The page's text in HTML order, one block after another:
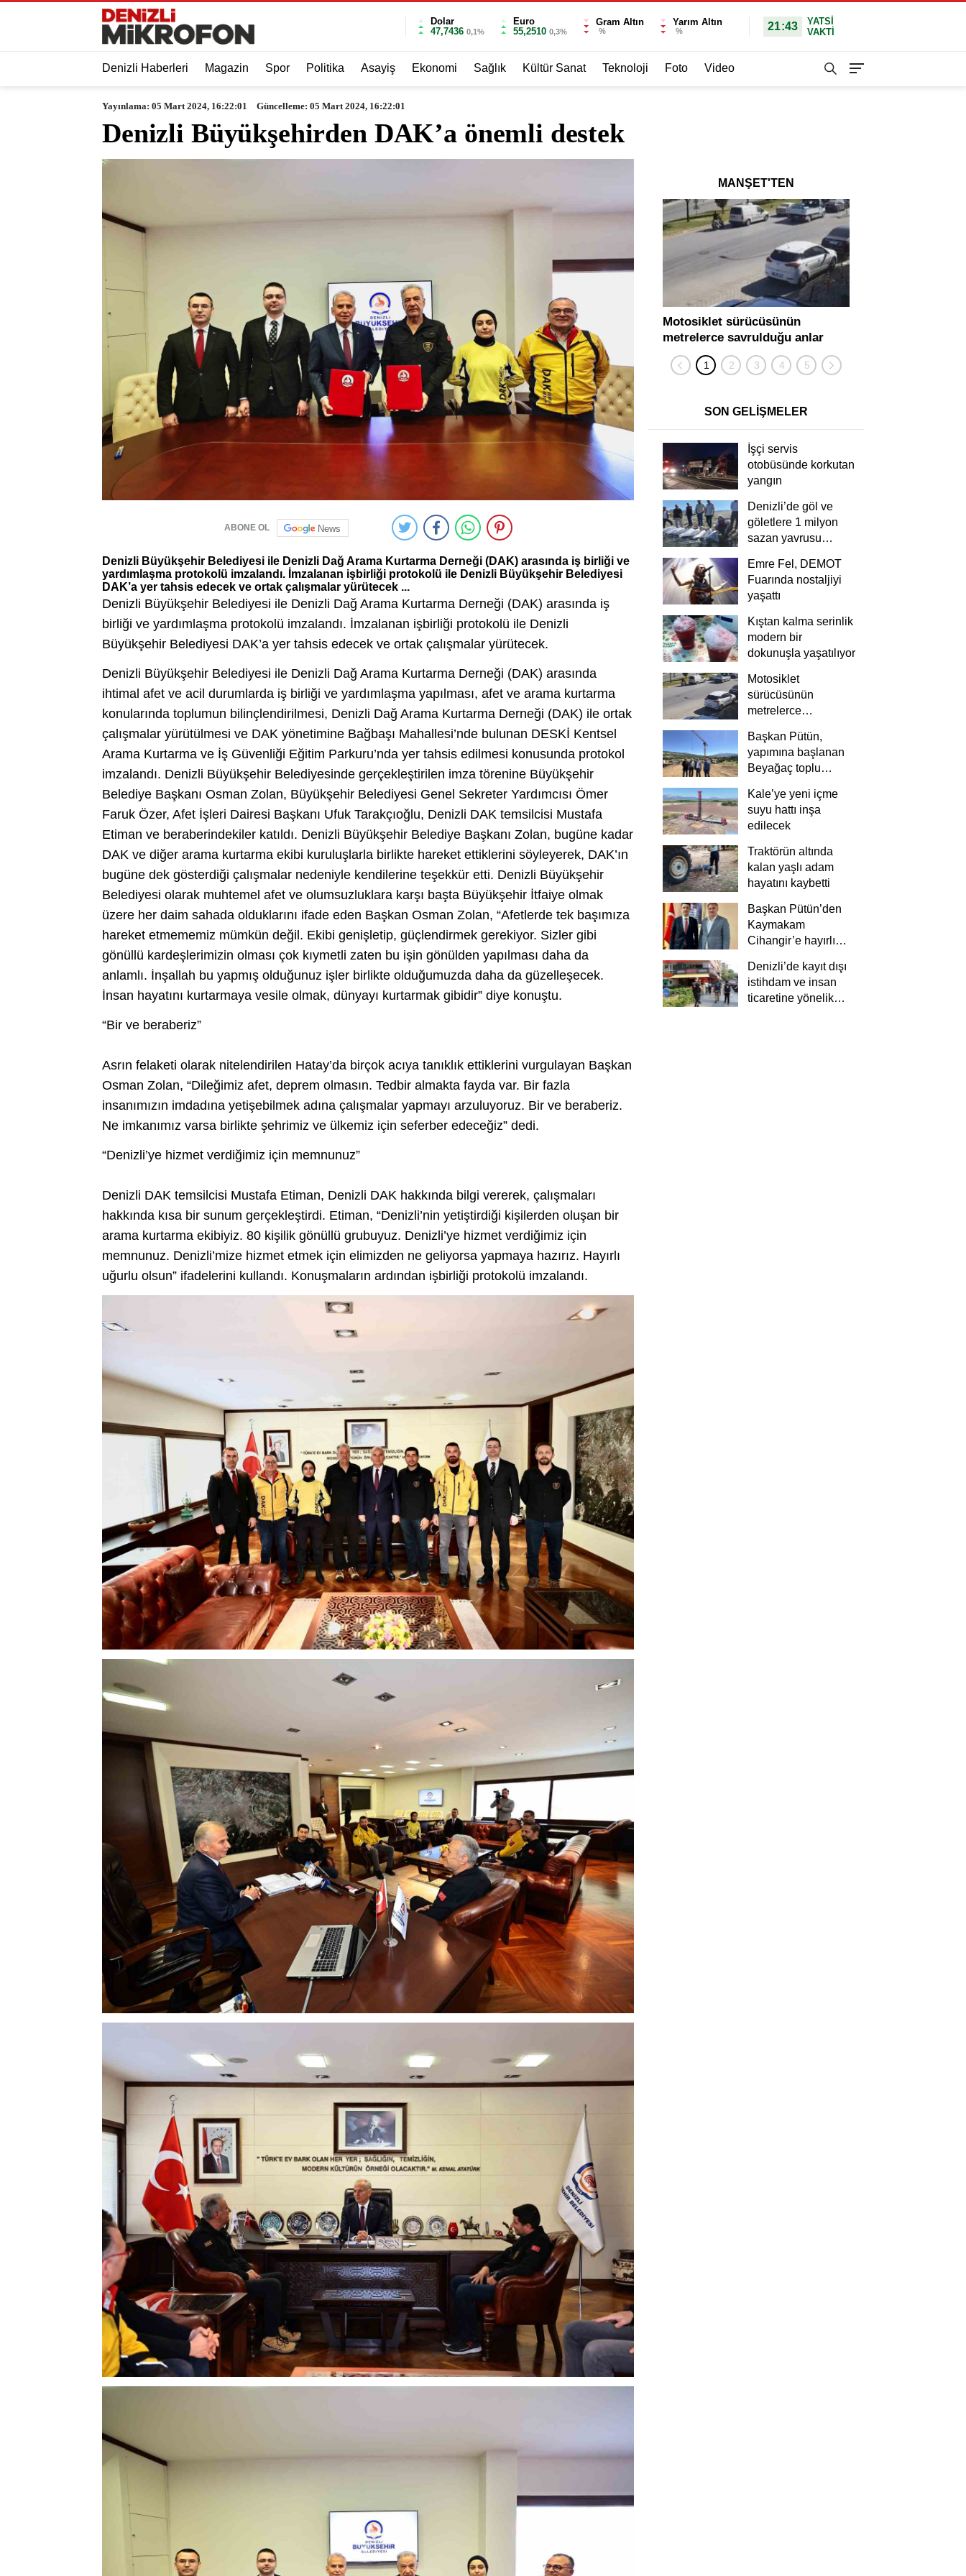
Dolar
47,7436 0,1%
Euro
55,2510 0,3%
Gram Altın
%
Yarım Altın
% 21:43
YATSI
VAKTİ
Denizli Haberleri Magazin Spor Politika Asayiş Ekonomi Sağlık Kültür Sanat Teknoloji Foto Video
Yayınlama: 05 Mart 2024, 16:22:01 Güncelleme: 05 Mart 2024, 16:22:01
Denizli Büyükşehirden DAK’a önemli destek
ABONE OL News
Denizli Büyükşehir Belediyesi ile Denizli Dağ Arama Kurtarma Derneği (DAK) arasında iş birliği ve
yardımlaşma protokolü imzalandı. İmzalanan işbirliği protokolü ile Denizli Büyükşehir Belediyesi
DAK’a yer tahsis edecek ve ortak çalışmalar yürütecek ...
Denizli Büyükşehir Belediyesi ile Denizli Dağ Arama Kurtarma Derneği (DAK) arasında iş
birliği ve yardımlaşma protokolü imzalandı. İmzalanan işbirliği protokolü ile Denizli
Büyükşehir Belediyesi DAK’a yer tahsis edecek ve ortak çalışmalar yürütecek.
Denizli Büyükşehir Belediyesi ile Denizli Dağ Arama Kurtarma Derneği (DAK) arasında
ihtimal afet ve acil durumlarda iş birliği ve yardımlaşma yapılması, afet ve arama kurtarma
konularında toplumun bilinçlendirilmesi, Denizli Dağ Arama Kurtarma Derneği (DAK) ile ortak
çalışmalar yürütülmesi ve DAK yönetimine Bağbaşı Mahallesi’nde bulunan DESKİ Kentsel
Arama Kurtarma ve İş Güvenliği Eğitim Parkuru’nda yer tahsis edilmesi konusunda protokol
imzalandı. Denizli Büyükşehir Belediyesinde gerçekleştirilen imza törenine Büyükşehir
Belediye Başkanı Osman Zolan, Büyükşehir Belediyesi Genel Sekreter Yardımcısı Ömer
Faruk Özer, Afet İşleri Dairesi Başkanı Ufuk Tarakçıoğlu, Denizli DAK temsilcisi Mustafa
Etiman ve beraberindekiler katıldı. Denizli Büyükşehir Belediye Başkanı Zolan, bugüne kadar
DAK ve diğer arama kurtarma ekibi kuruluşlarla birlikte hareket ettiklerini söyleyerek, DAK’ın
bugüne dek gösterdiği çalışmalar nedeniyle kendilerine teşekkür etti. Denizli Büyükşehir
Belediyesi olarak muhtemel afet ve olumsuzluklara karşı başta Büyükşehir İtfaiye olmak
üzere her daim sahada olduklarını ifade eden Başkan Osman Zolan, “Afetlerde tek başımıza
hareket etmememiz mümkün değil. Ekibi genişletip, güçlendirmek gerekiyor. Sizler gibi
gönüllü kardeşlerimizin olması çok kıymetli zaten bu işin gönülden yapılması daha da
anlamlı. İnşallah bu yapmış olduğunuz işler birlikte olduğumuzda daha da güzelleşecek.
İnsan hayatını kurtarmaya vesile olmak, dünyayı kurtarmak gibidir” diye konuştu.
“Bir ve beraberiz”
Asrın felaketi olarak nitelendirilen Hatay’da birçok acıya tanıklık ettiklerini vurgulayan Başkan
Osman Zolan, “Dileğimiz afet, deprem olmasın. Tedbir almakta fayda var. Bir fazla
insanımızın imdadına yetişebilmek adına çalışmalar yapmayı arzuluyoruz. Bir ve beraberiz.
Ne imkanımız varsa birlikte şehrimiz ve ülkemiz için seferber edeceğiz” dedi.
“Denizli’ye hizmet verdiğimiz için memnunuz”
Denizli DAK temsilcisi Mustafa Etiman, Denizli DAK hakkında bilgi vererek, çalışmaları
hakkında kısa bir sunum gerçekleştirdi. Etiman, “Denizli’nin yetiştirdiği kişilerden oluşan bir
arama kurtarma ekibiyiz. 80 kişilik gönüllü grubuyuz. Denizli’ye hizmet verdiğimiz için
memnunuz. Denizli’mize hizmet etmek için elimizden ne geliyorsa yapmaya hazırız. Hayırlı
uğurlu olsun” ifadelerini kullandı. Konuşmaların ardından işbirliği protokolü imzalandı.
MANŞET'TEN
Motosiklet sürücüsünün
metrelerce savrulduğu anlar
güvenlik kamerasında
SON GELİŞMELER
İşçi servis
otobüsünde korkutan
yangın
Denizli’de göl ve
göletlere 1 milyon
sazan yavrusu
Emre Fel, DEMOT
Fuarında nostaljiyi
yaşattı
Kıştan kalma serinlik
modern bir
dokunuşla yaşatılıyor
Motosiklet
sürücüsünün
metrelerce
güvenlik
kamerasında
Başkan Pütün,
yapımına başlanan
Beyağaç toplu
Kale’ye yeni içme
suyu hattı inşa
edilecek
Traktörün altında
kalan yaşlı adam
hayatını kaybetti
Başkan Pütün’den
Kaymakam
Cihangir’e hayırlı
Denizli’de kayıt dışı
istihdam ve insan
ticaretine yönelik